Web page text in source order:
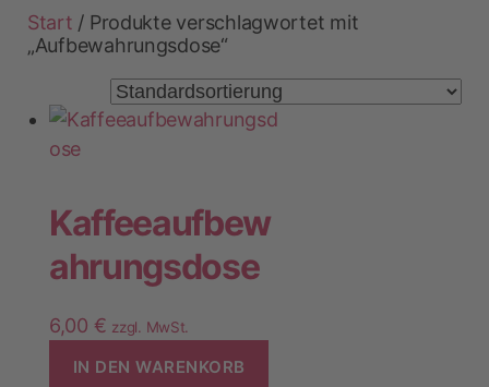
Start / Produkte verschlagwortet mit
„Aufbewahrungsdose“
Kaffeeaufbew
ahrungsdose
6,00 € zzgl. MwSt.
IN DEN WARENKORB